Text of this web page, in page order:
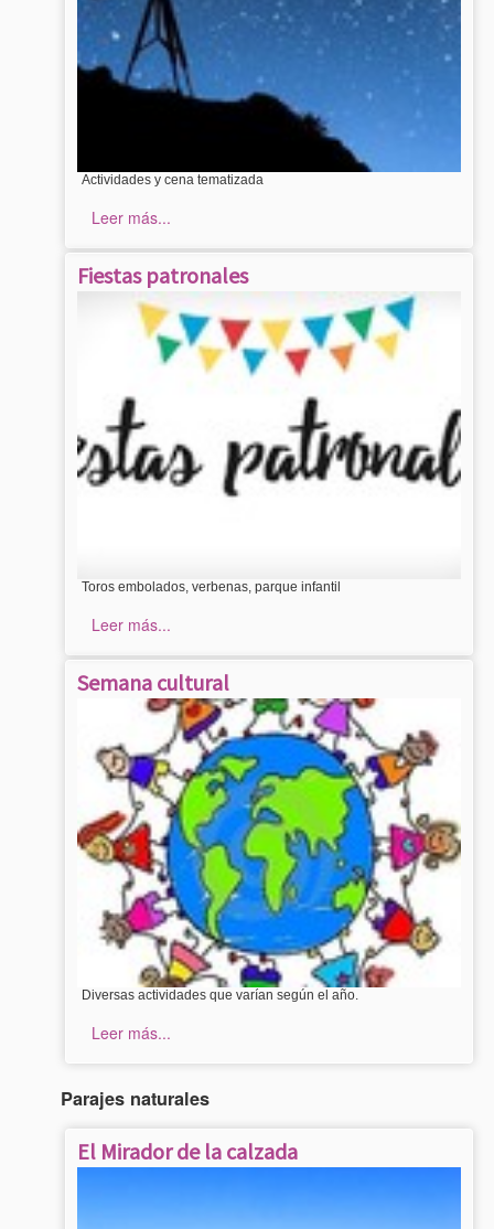
Actividades y cena tematizada
Leer más...
Fiestas patronales
Toros embolados, verbenas, parque infantil
Leer más...
Semana cultural
Diversas actividades que varían según el año.
Leer más...
Parajes naturales
El Mirador de la calzada